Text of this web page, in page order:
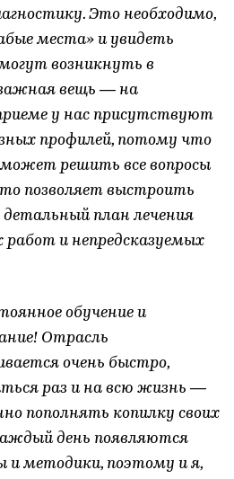
Это необходимо,
места» и увидеть
возникнуть в
вещь — на
у нас присутствуют
профилей, потому что
решить все вопросы
позволяет выстроить
план лечения
работ и непредсказуемых
обучение и
Отрасль
очень быстро,
раз и на всю жизнь —
пополнять копилку своих
день появляются
методики, поэтому и я,